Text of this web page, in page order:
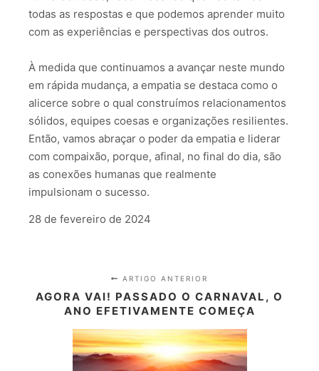
todas as respostas e que podemos aprender muito
com as experiências e perspectivas dos outros.
À medida que continuamos a avançar neste mundo
em rápida mudança, a empatia se destaca como o
alicerce sobre o qual construímos relacionamentos
sólidos, equipes coesas e organizações resilientes.
Então, vamos abraçar o poder da empatia e liderar
com compaixão, porque, afinal, no final do dia, são
as conexões humanas que realmente
impulsionam o sucesso.
28 de fevereiro de 2024
ARTIGO ANTERIOR
AGORA VAI! PASSADO O CARNAVAL, O
ANO EFETIVAMENTE COMEÇA